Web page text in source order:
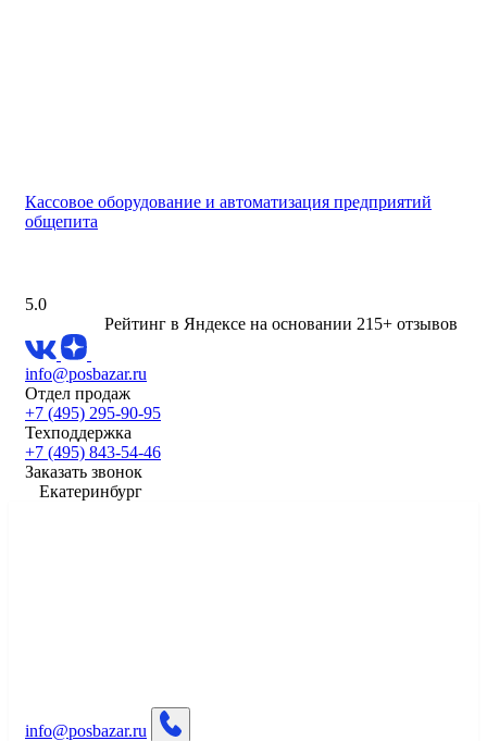
Кассовое оборудование и автоматизация предприятий
общепита
5.0
Рейтинг в Яндексе на основании 215+ отзывов
info@posbazar.ru
Отдел продаж
+7 (495) 295-90-95
Техподдержка
+7 (495) 843-54-46
Заказать звонок
Екатеринбург
info@posbazar.ru